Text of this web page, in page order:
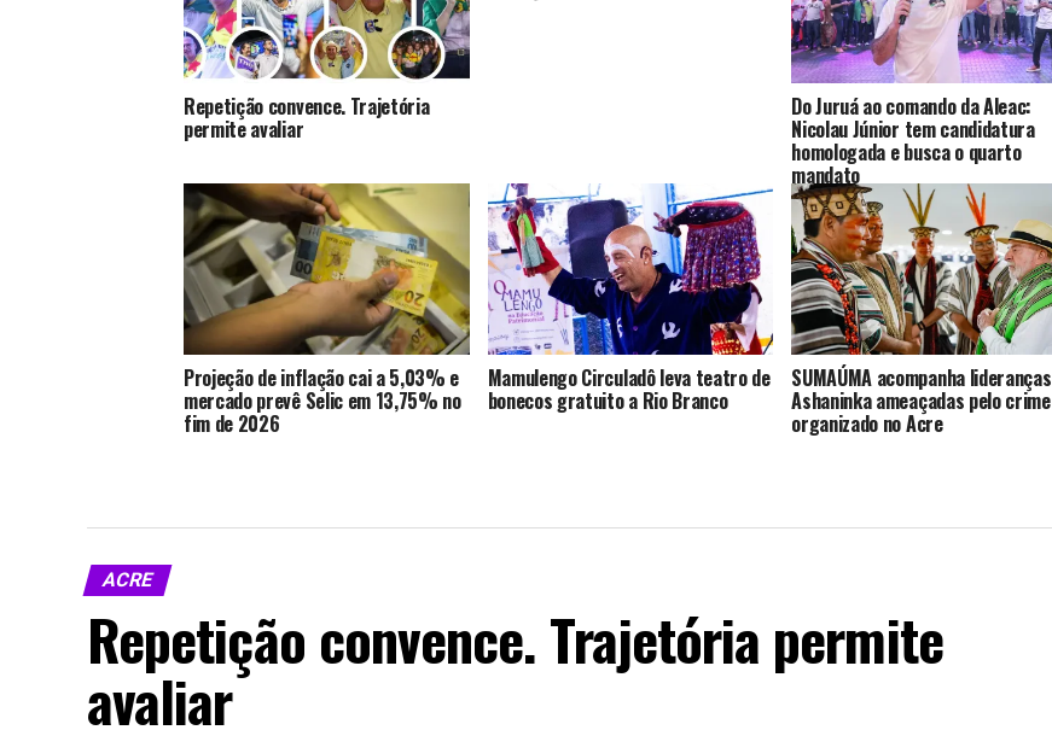
Repetição convence. Trajetória
permite avaliar
Do Juruá ao comando da Aleac:
Nicolau Júnior tem candidatura
homologada e busca o quarto
mandato
Projeção de inflação cai a 5,03% e
mercado prevê Selic em 13,75% no
fim de 2026
Mamulengo Circuladô leva teatro de
bonecos gratuito a Rio Branco
SUMAÚMA acompanha lideranças
Ashaninka ameaçadas pelo crime
organizado no Acre
ACRE
Repetição convence. Trajetória permite
avaliar